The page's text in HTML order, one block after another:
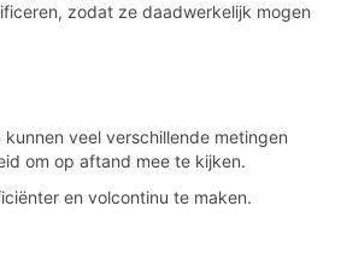
zodat ze daadwerkelijk mogen
veel verschillende metingen
om op aftand mee te kijken.
en volcontinu te maken.